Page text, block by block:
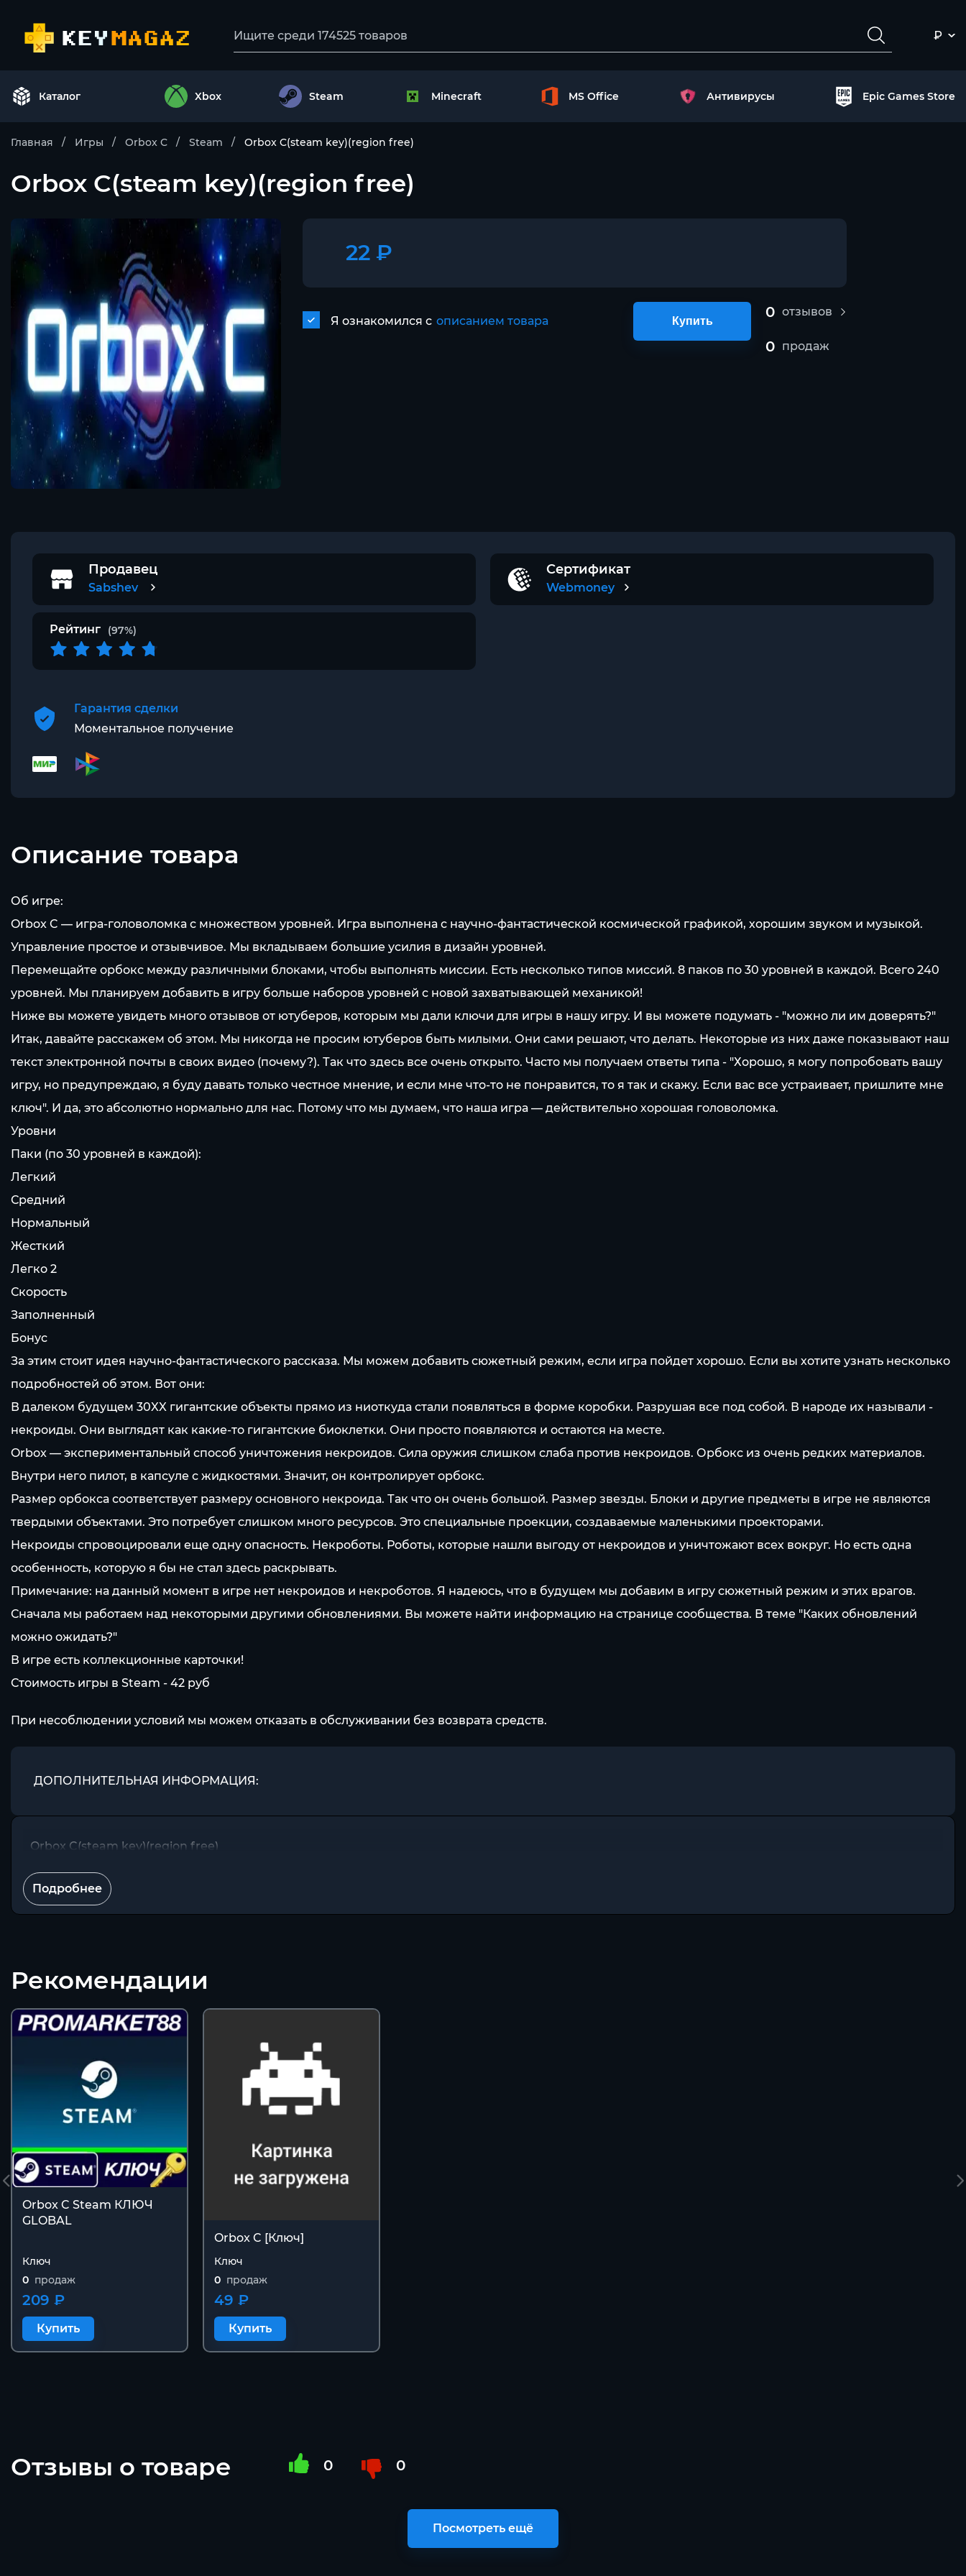
₽
Каталог Xbox Steam Minecraft MS Office Антивирусы Epic Games Store
Главная Игры Orbox C Steam Orbox C(steam key)(region free)
Orbox C(steam key)(region free)
22 ₽
Я ознакомился с описанием товара Купить
0 отзывов
0 продаж
Продавец
Sabshev
Сертификат
Webmoney
Рейтинг (97%)
Гарантия сделки
Моментальное получение
Описание товара
Об игре:
Orbox C — игра-головоломка с множеством уровней. Игра выполнена с научно-фантастической космической графикой, хорошим звуком и музыкой.
Управление простое и отзывчивое. Мы вкладываем большие усилия в дизайн уровней.
Перемещайте орбокс между различными блоками, чтобы выполнять миссии. Есть несколько типов миссий. 8 паков по 30 уровней в каждой. Всего 240
уровней. Мы планируем добавить в игру больше наборов уровней с новой захватывающей механикой!
Ниже вы можете увидеть много отзывов от ютуберов, которым мы дали ключи для игры в нашу игру. И вы можете подумать - "можно ли им доверять?"
Итак, давайте расскажем об этом. Мы никогда не просим ютуберов быть милыми. Они сами решают, что делать. Некоторые из них даже показывают наш
текст электронной почты в своих видео (почему?). Так что здесь все очень открыто. Часто мы получаем ответы типа - "Хорошо, я могу попробовать вашу
игру, но предупреждаю, я буду давать только честное мнение, и если мне что-то не понравится, то я так и скажу. Если вас все устраивает, пришлите мне
ключ". И да, это абсолютно нормально для нас. Потому что мы думаем, что наша игра — действительно хорошая головоломка.
Уровни
Паки (по 30 уровней в каждой):
Легкий
Средний
Нормальный
Жесткий
Легко 2
Скорость
Заполненный
Бонус
За этим стоит идея научно-фантастического рассказа. Мы можем добавить сюжетный режим, если игра пойдет хорошо. Если вы хотите узнать несколько
подробностей об этом. Вот они:
В далеком будущем 30XX гигантские объекты прямо из ниоткуда стали появляться в форме коробки. Разрушая все под собой. В народе их называли -
некроиды. Они выглядят как какие-то гигантские биоклетки. Они просто появляются и остаются на месте.
Orbox — экспериментальный способ уничтожения некроидов. Сила оружия слишком слаба против некроидов. Орбокс из очень редких материалов.
Внутри него пилот, в капсуле с жидкостями. Значит, он контролирует орбокс.
Размер орбокса соответствует размеру основного некроида. Так что он очень большой. Размер звезды. Блоки и другие предметы в игре не являются
твердыми объектами. Это потребует слишком много ресурсов. Это специальные проекции, создаваемые маленькими проекторами.
Некроиды спровоцировали еще одну опасность. Некроботы. Роботы, которые нашли выгоду от некроидов и уничтожают всех вокруг. Но есть одна
особенность, которую я бы не стал здесь раскрывать.
Примечание: на данный момент в игре нет некроидов и некроботов. Я надеюсь, что в будущем мы добавим в игру сюжетный режим и этих врагов.
Сначала мы работаем над некоторыми другими обновлениями. Вы можете найти информацию на странице сообщества. В теме "Каких обновлений
можно ожидать?"
В игре есть коллекционные карточки!
Стоимость игры в Steam - 42 pуб
При несоблюдении условий мы можем отказать в обслуживании без возврата средств.
ДОПОЛНИТЕЛЬНАЯ ИНФОРМАЦИЯ:
Orbox C(steam key)(region free)
Подробнее
Рекомендации
Orbox C Steam КЛЮЧ
GLOBAL
Ключ
0 продаж
209 ₽
Купить
Orbox C [Ключ]
Ключ
0 продаж
49 ₽
Купить
Отзывы о товаре 0 0
Посмотреть ещё